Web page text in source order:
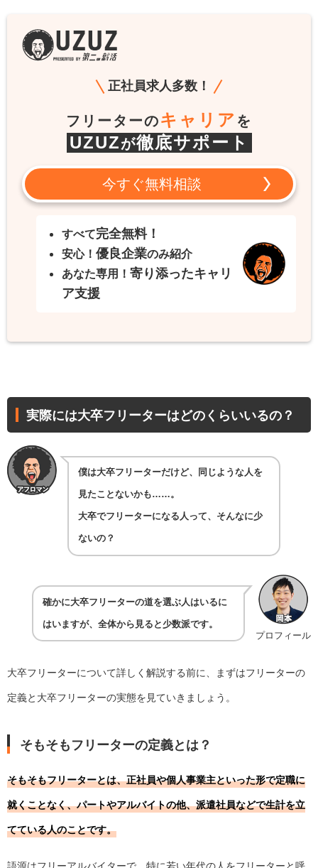
正社員求人多数！
フリーターのキャリア を
UZUZが徹底サポート
今すぐ無料相談
すべて完全無料！
安心！ 優良企業のみ紹介
あなた専用！ 寄り添ったキャリ
ア支援
実際には大卒フリーターはどのくらいいるの？
僕は大卒フリーターだけど、同じような人を
見たことないかも……。
大卒でフリーターになる人って、そんなに少
ないの？
プロフィール
確かに大卒フリーターの道を選ぶ人はいるに
はいますが、全体から見ると少数派です。
大卒フリーターについて詳しく解説する前に、まずはフリーターの
定義と大卒フリーターの実態を見ていきましょう。
そもそもフリーターの定義とは？
そもそもフリーターとは、正社員や個人事業主といった形で定職に
就くことなく、パートやアルバイトの他、派遣社員などで生計を立
てている人のことです。
語源はフリーアルバイターで、特に若い年代の人をフリーターと呼